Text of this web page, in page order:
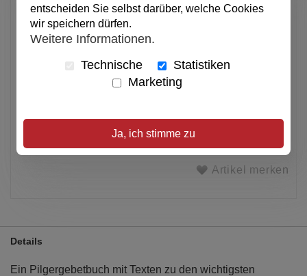
pro Stück
In den Warenkorb
Alle Preise inkl. MwSt.
Verfügbar
Artikel merken
Details
Ein Pilgergebetbuch mit Texten zu den wichtigsten
entscheiden Sie selbst darüber, welche Cookies
wir speichern dürfen.
Weitere Informationen.
Technische
Statistiken
Marketing
Ja, ich stimme zu